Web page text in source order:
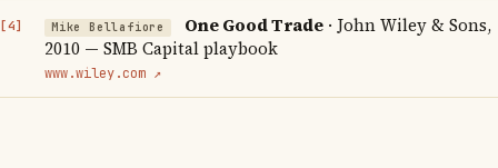
Mike Bellafiore One Good Trade · John Wiley & Sons,
2010 — SMB Capital playbook
www.wiley.com ↗